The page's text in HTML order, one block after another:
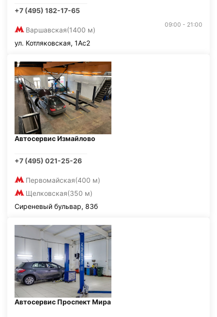
+7 (495) 182-17-65
Варшавская(1400 м)
09:00 - 21:00
ул. Котляковская, 1Ас2
Автосервис Измайлово
+7 (495) 021-25-26
Первомайская(400 м)
Щелковская(350 м)
Сиреневый бульвар, 83б
Автосервис Проспект Мира